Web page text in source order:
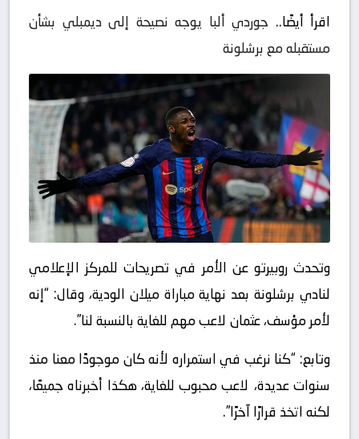
اقرأ أيضًا.. جوردي ألبا يوجه نصيحة إلى ديمبلي بشأن
مستقبله مع برشلونة
وتحدث روبيرتو عن الأمر في تصريحات للمركز الإعلامي
لنادي برشلونة بعد نهاية مباراة ميلان الودية، وقال: “إنه
لأمر مؤسف، عثمان لاعب مهم للغاية بالنسبة لنا”.
وتابع: “كنا نرغب في استمراره لأنه كان موجودًا معنا منذ
سنوات عديدة، لاعب محبوب للغاية، هكذا أخبرناه جميعًا،
لكنه اتخذ قرارًا آخرًا”.